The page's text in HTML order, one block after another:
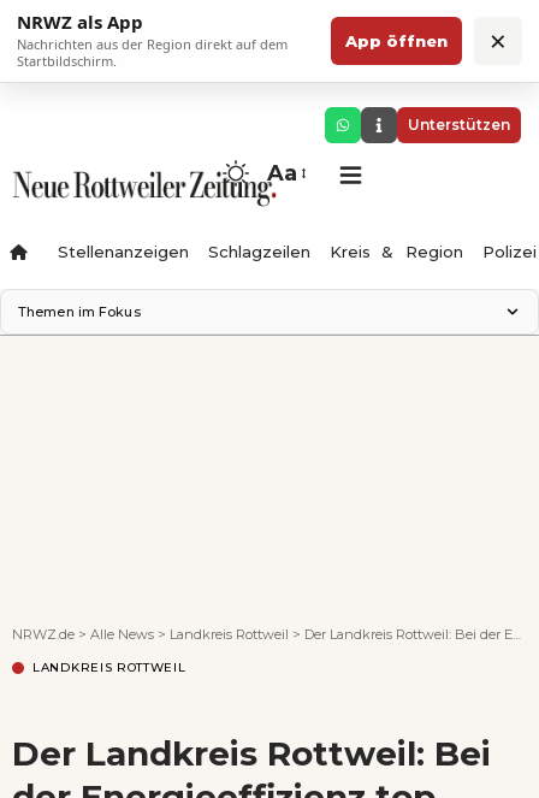
NRWZ als App
Nachrichten aus der Region direkt auf dem
Startbildschirm.
App öffnen ×
Unterstützen
Aa
Stellenanzeigen Schlagzeilen Kreis & Region Polizei
Themen im Fokus
NRWZ.de > Alle News > Landkreis Rottweil > Der Landkreis Rottweil: Bei der Energieeffizienz top
LANDKREIS ROTTWEIL
Der Landkreis Rottweil: Bei